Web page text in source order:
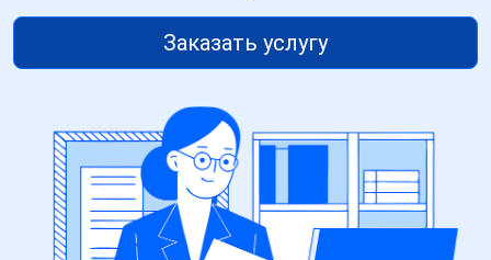
Заказать услугу